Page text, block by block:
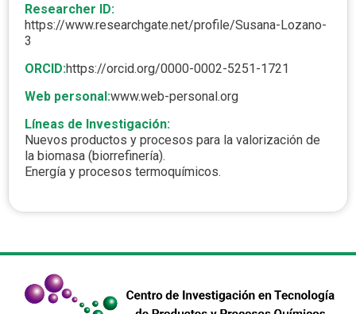
Researcher ID:
https://www.researchgate.net/profile/Susana-Lozano-
3
ORCID:https://orcid.org/0000-0002-5251-1721
Web personal:www.web-personal.org
Líneas de Investigación:
Nuevos productos y procesos para la valorización de
la biomasa (biorrefinería).
Energía y procesos termoquímicos.